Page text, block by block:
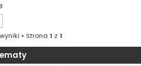
• Strona 1 z 1